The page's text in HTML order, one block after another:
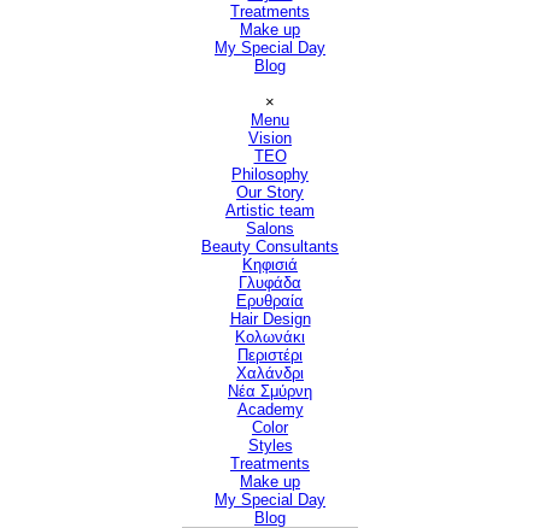
Treatments
Make up
My Special Day
Blog
×
Menu
Vision
TEO
Philosophy
Our Story
Artistic team
Salons
Beauty Consultants
Κηφισιά
Γλυφάδα
Ερυθραία
Hair Design▼
Κολωνάκι
Περιστέρι
Χαλάνδρι
Νέα Σμύρνη
Academy
Color
Styles
Treatments
Make up
My Special Day
Blog